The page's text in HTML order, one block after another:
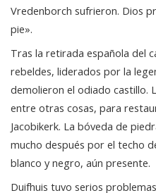
Vredenborch sufrieron. Dios
pie».
Tras la retirada española del
rebeldes, liderados por la
demolieron el odiado castillo.
entre otras cosas, para
Jacobikerk. La bóveda de
mucho después por el techo
blanco y negro, aún presente.
Duifhuis tuvo serios